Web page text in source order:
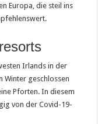
Europa, die steil ins
Irlands in der
Winter geschlossen
Pforten. In diesem
von der Covid-19-